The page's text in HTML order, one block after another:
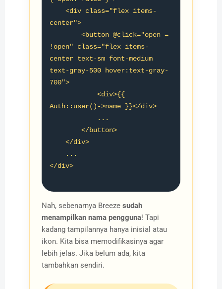
    <div class="flex items-
center">
        <button @click="open =
!open" class="flex items-
center text-sm font-medium
text-gray-500 hover:text-gray-
700">
            <div>{{
Auth::user()->name }}</div>
        </button>
    </div>
</div>
Nah, sebenarnya Breezesudah
menampilkan nama pengguna! Tapi
kadang tampilannya hanya inisial atau
ikon. Kita bisa memodifikasinya agar
lebih jelas. Jika belum ada, kita
tambahkan sendiri.